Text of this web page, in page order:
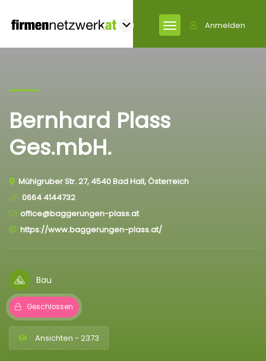
Anmelden
Bernhard Plass
Ges.mbH.
Mühlgruber Str. 27, 4540 Bad Hall, Österreich
0664 4144732
office@baggerungen-plass.at
https://www.baggerungen-plass.at/
Bau
Geschlossen
Ansichten - 2373